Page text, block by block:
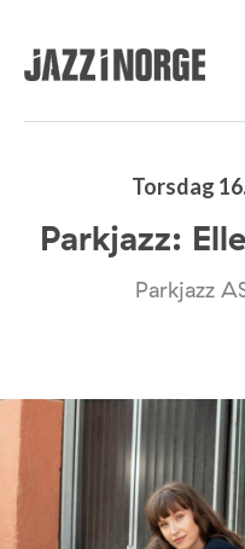
Torsdag
Parkjazz:
Parkjazz